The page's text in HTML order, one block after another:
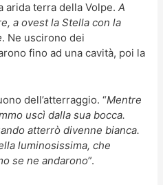
arida terra della Volpe.A
a ovest la Stella con la
. Ne uscirono dei
fino ad una cavità, poi la
dell’atterraggio. “Mentre
uscì dalla sua bocca.
atterrò divenne bianca.
luminosissima, che
se ne andarono”.